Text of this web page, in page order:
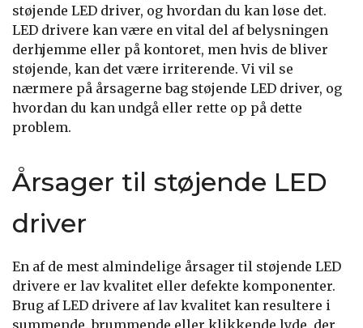
støjende LED driver, og hvordan du kan løse det.
LED drivere kan være en vital del af belysningen
derhjemme eller på kontoret, men hvis de bliver
støjende, kan det være irriterende. Vi vil se
nærmere på årsagerne bag støjende LED driver, og
hvordan du kan undgå eller rette op på dette
problem.
Årsager til støjende LED
driver
En af de mest almindelige årsager til støjende LED
drivere er lav kvalitet eller defekte komponenter.
Brug af LED drivere af lav kvalitet kan resultere i
summende, brummende eller klikkende lyde, der